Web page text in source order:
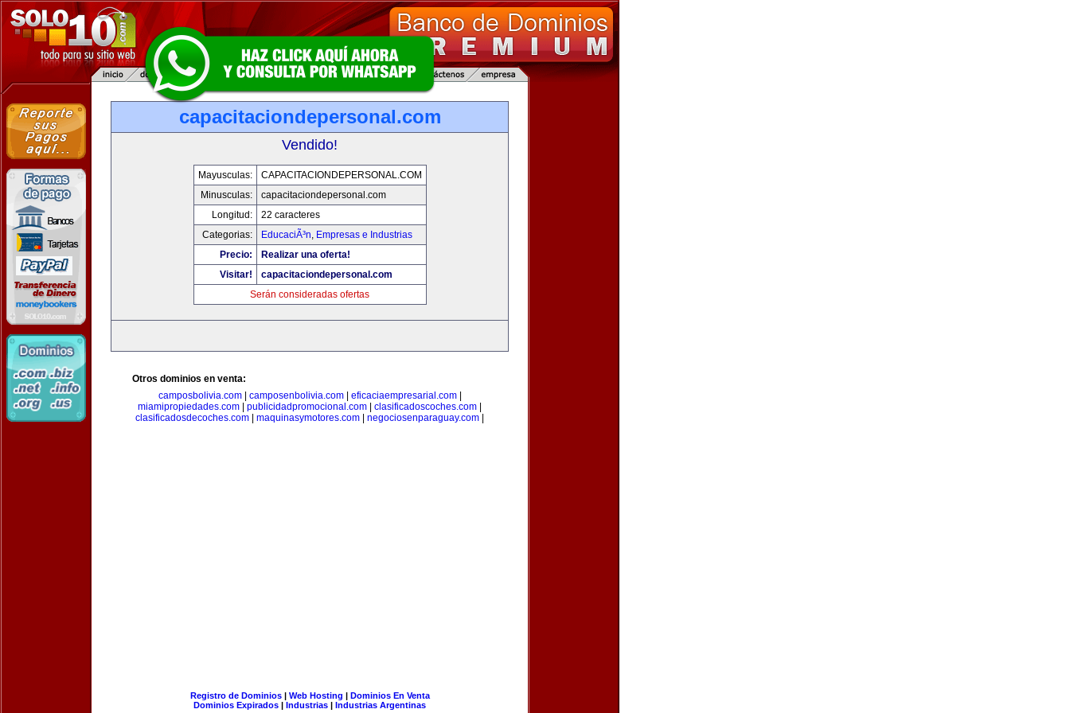
capacitaciondepersonal.com
Vendido!
Mayusculas:
CAPACITACIONDEPERSONAL.COM
Minusculas:
capacitaciondepersonal.com
Longitud:
22 caracteres
Categorias:
EducaciÃ³n, Empresas e Industrias
Precio:
Realizar una oferta!
Visitar!
capacitaciondepersonal.com
Serán consideradas ofertas
Otros dominios en venta:
camposbolivia.com| camposenbolivia.com| eficaciaempresarial.com|
miamipropiedades.com
publicidadpromocional.com clasificadoscoches.com
clasificadosdecoches.com
maquinasymotores.com negociosenparaguay.com
Registro de Dominios| Web Hosting | Dominios En Venta
Dominios Expirados | Industrias | Industrias Argentinas